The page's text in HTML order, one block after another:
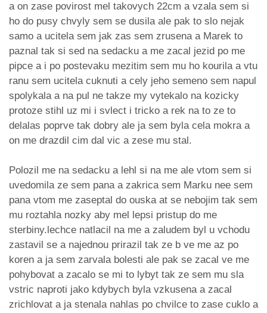
a on zase povirost mel takovych 22cm a vzala sem si
ho do pusy chvyly sem se dusila ale pak to slo nejak
samo a ucitela sem jak zas sem zrusena a Marek to
paznal tak si sed na sedacku a me zacal jezid po me
pipce a i po postevaku mezitim sem mu ho kourila a vtu
ranu sem ucitela cuknuti a cely jeho semeno sem napul
spolykala a na pul ne takze my vytekalo na kozicky
protoze stihl uz mi i svlect i tricko a rek na to ze to
delalas poprve tak dobry ale ja sem byla cela mokra a
on me drazdil cim dal vic a zese mu stal.
Polozil me na sedacku a lehl si na me ale vtom sem si
uvedomila ze sem pana a zakrica sem Marku nee sem
pana vtom me zaseptal do ouska at se nebojim tak sem
mu roztahla nozky aby mel lepsi pristup do me
sterbiny.lechce natlacil na me a zaludem byl u vchodu
zastavil se a najednou prirazil tak ze b ve me az po
koren a ja sem zarvala bolesti ale pak se zacal ve me
pohybovat a zacalo se mi to lybyt tak ze sem mu sla
vstric naproti jako kdybych byla vzkusena a zacal
zrichlovat a ja stenala nahlas po chvilce to zase cuklo a